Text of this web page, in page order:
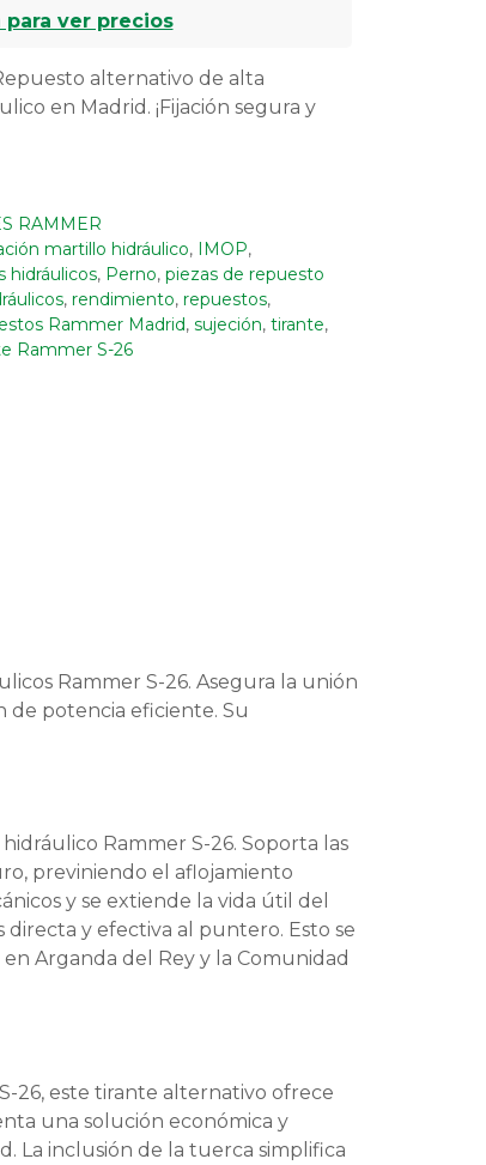
para ver precios
alternativo de alta
en Madrid. ¡Fijación segura y
RAMMER
martillo hidráulico, IMOP,
hidráulicos, Perno, piezas de repuesto
, rendimiento, repuestos,
Rammer Madrid, sujeción, tirante,
Rammer S-26
Rammer S-26. Asegura la unión
de potencia eficiente. Su
Rammer S-26. Soporta las
previniendo el aflojamiento
y se extiende la vida útil del
y efectiva al puntero. Esto se
Arganda del Rey y la Comunidad
26, este tirante alternativo ofrece
una solución económica y
La inclusión de la tuerca simplifica